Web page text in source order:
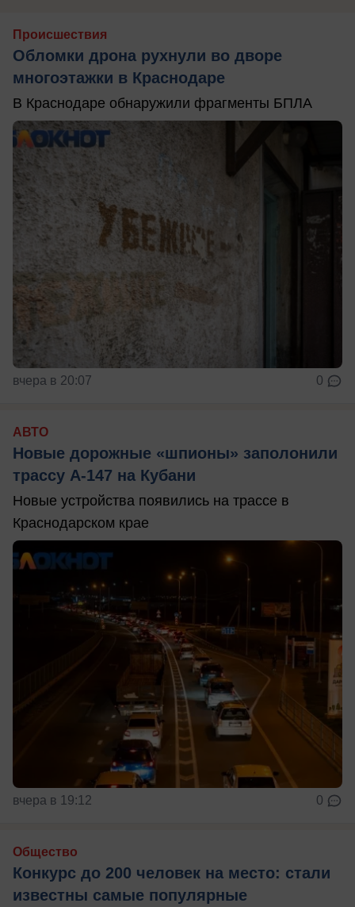
Происшествия
Обломки дрона рухнули во дворе
многоэтажки в Краснодаре
В Краснодаре обнаружили фрагменты БПЛА
вчера в 20:07 0
АВТО
Новые дорожные «шпионы» заполонили
трассу А-147 на Кубани
Новые устройства появились на трассе в
Краснодарском крае
вчера в 19:12 0
Общество
Конкурс до 200 человек на место: стали
известны самые популярные